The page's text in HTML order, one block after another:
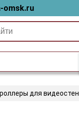
omsk.ru
для видеостен